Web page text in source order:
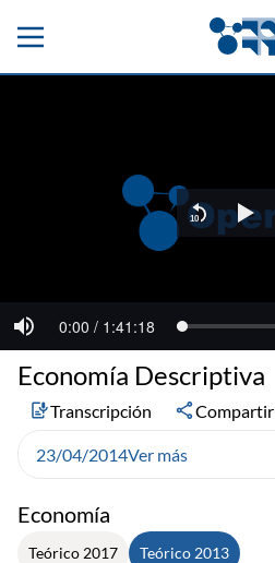
Economía
Teórico 2017 Teórico 2013
Economía Descriptiva
Transcripción Compartir
23/04/2014Ver más